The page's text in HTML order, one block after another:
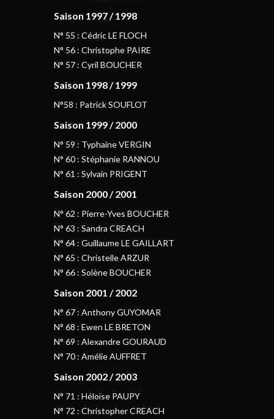
Saison 1997 / 1998
N° 55 : Cédric LE FLOCH
N° 56 : Christophe PAIRE
N° 57 : Cyril BOUCHER
Saison 1998 / 1999
N°58 : Patrick SOUFLOT
Saison 1999 / 2000
N° 59 : Typhaine VERGIN
N° 60 : Stéphanie RANNOU
N° 61 : Sylvain PRIGENT
Saison 2000 / 2001
N° 62 : Pierre-Yves BOUCHER
N° 63 : Sandra CREACH
N° 64 : Guillaume LE GAILLART
N° 65 : Christelle ARZUR
N° 66 : Solène BOUCHER
Saison 2001 / 2002
N° 67 : Anthony GUYOMAR
N° 68 : Ewen LE BRETON
N° 69 : Alexandre GOURAUD
N° 70 : Amélie AUFFRET
Saison 2002 / 2003
N° 71 : Héloïse PAUPY
N° 72 : Christopher CREACH